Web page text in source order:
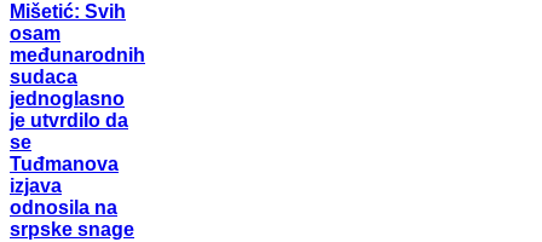
Mišetić: Svih
osam
međunarodnih
sudaca
jednoglasno
je utvrdilo da
se
Tuđmanova
izjava
odnosila na
srpske snage